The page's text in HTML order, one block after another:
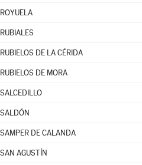
ROYUELA
RUBIALES
RUBIELOS DE LA CÉRIDA
RUBIELOS DE MORA
SALCEDILLO
SALDÓN
SAMPER DE CALANDA
SAN AGUSTÍN